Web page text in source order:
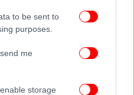
to be sent to
purposes.
me
storage